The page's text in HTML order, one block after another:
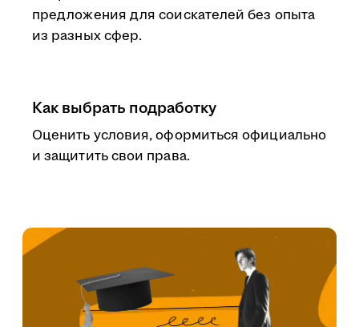
предложения для соискателей без опыта
из разных сфер.
Как выбрать подработку
Оценить условия, оформиться официально
и защитить свои права.